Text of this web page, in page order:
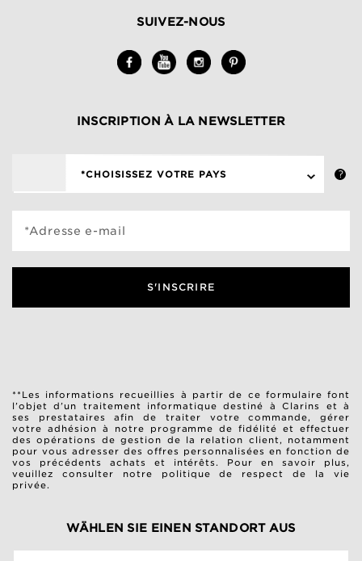
SUIVEZ-NOUS
INSCRIPTION À LA NEWSLETTER
*CHOISISSEZ VOTRE PAYS
*Adresse e-mail
S'INSCRIRE
**Les informations recueillies à partir de ce formulaire font
l’objet d’un traitement informatique destiné à Clarins et à
ses prestataires afin de traiter votre commande, gérer
votre adhésion à notre programme de fidélité et effectuer
des opérations de gestion de la relation client, notamment
pour vous adresser des offres personnalisées en fonction de
vos précédents achats et intérêts. Pour en savoir plus,
veuillez consulter notre
politique de respect de la vie
privée.
WÄHLEN SIE EINEN STANDORT AUS